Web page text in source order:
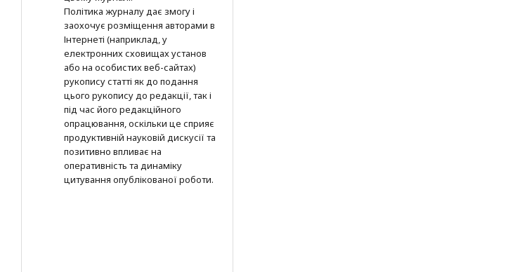
Політика журналу дає змогу і
заохочує розміщення авторами в
Інтернеті (наприклад, у
електронних сховищах установ
або на особистих веб-сайтах)
рукопису статті як до подання
цього рукопису до редакції, так і
під час його редакційного
опрацювання, оскільки це сприяє
продуктивній науковій дискусії та
позитивно впливає на
оперативність та динаміку
цитування опублікованої роботи.